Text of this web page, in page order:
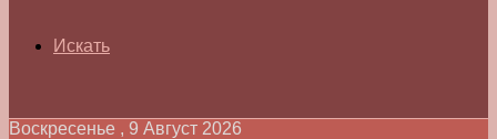
Искать
Воскресенье , 9 Август 2026